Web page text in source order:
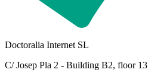
Doctoralia Internet SL
C/ Josep Pla 2 - Building B2, floor 13